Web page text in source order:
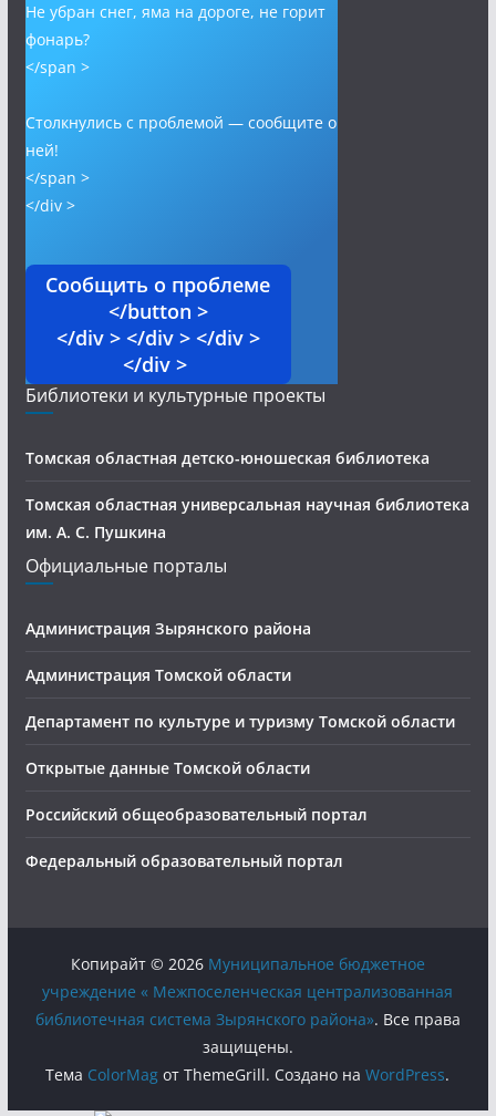
Не убран снег, яма на дороге, не горит
фонарь?
</span >
Столкнулись с проблемой — сообщите о
ней!
</span >
</div >
Сообщить о проблеме
</button >
</div > </div > </div >
</div >
Библиотеки и культурные проекты
Томская областная детско-юношеская библиотека
Томская областная универсальная научная библиотека
им. А. С. Пушкина
Официальные порталы
Администрация Зырянского района
Администрация Томской области
Департамент по культуре и туризму Томской области
Открытые данные Томской области
Российский общеобразовательный портал
Федеральный образовательный портал
Копирайт © 2026 Муниципальное бюджетное
учреждение « Межпоселенческая централизованная
библиотечная система Зырянского района». Все права
защищены.
Тема ColorMag от ThemeGrill. Создано наWordPress.